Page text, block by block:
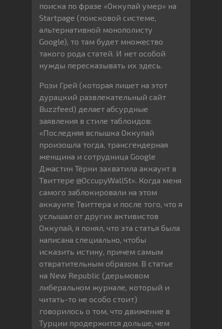
поиска по фразе «Оккупай умер» на
Startpage (поисковой системе,
альтернативной монополисту
Google), то там будет множество
такого рода статей. И нет особой
нужды пересказывать их здесь.
Рози Грей (которая пишет на этот
дурацкий развлекательный сайт
Buzzfeed) делает абсурдные
заявления в стиле таблоидов:
«Последняя вспышка Оккупай
произошла тогда, трансгендерная
женщина и сотрудница Google
Джастин Тёрни захватила аккаунт в
Твиттере @OccupyWallSt». Когда меня
самого заблокировали на этом
аккаунте Твиттера и после того, что я
услышал от других активистов
Оккупай, я понял, что эта статья была
написана специально, чтобы
исказить истину, причем самым
отвратительным образом. В статье
на New Republic (дерьмовом
либеральном журнале, который и
читать-то не особо стоит)
говорилось о том, что движение в
Турции продержится дольше, чем